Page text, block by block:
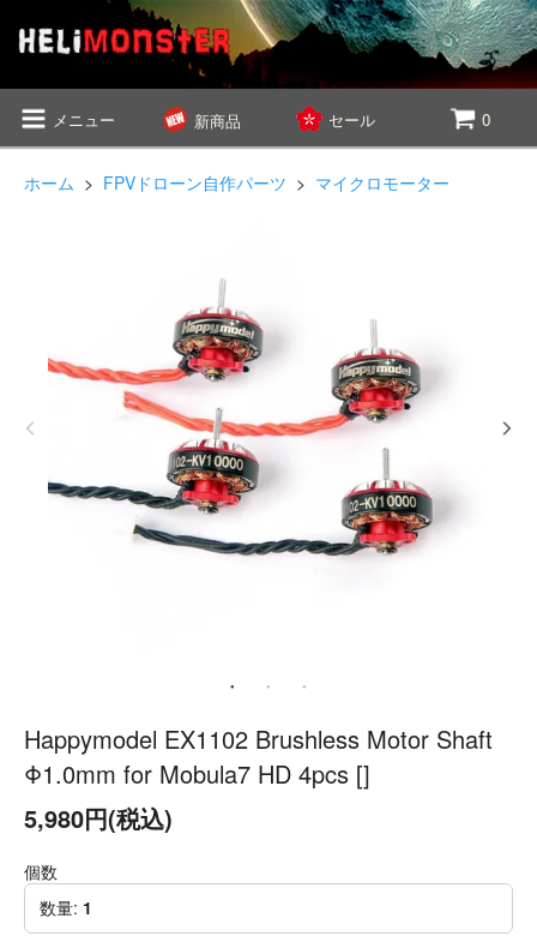
メニュー 新商品 セール 0
ホーム > FPVドローン自作パーツ > マイクロモーター
Happymodel EX1102 Brushless Motor Shaft
Φ1.0mm for Mobula7 HD 4pcs []
5,980円(税込)
個数
数量: 1